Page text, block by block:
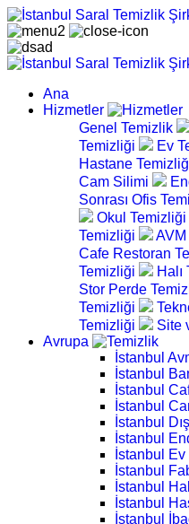
Ana
Hizmetler
Genel Temizlik
Temizliği
Ev
Hastane
Cam Silimi
Sonrası Ofis
Okul Temizliği
Temizliği
Cafe Restoran
Temizliği
Halı
Stor Perde
Temizliği
Temizliği
Site
Avrupa
İstanbul
İstanbul
İstanbul
İstanbul
İstanbul
İstanbul
İstanbul
İstanbul
İstanbul
İstanbul
İstanbul